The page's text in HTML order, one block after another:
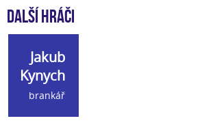
Další hráči
Jakub
Kynych
brankář